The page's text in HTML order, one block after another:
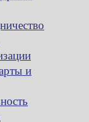
и